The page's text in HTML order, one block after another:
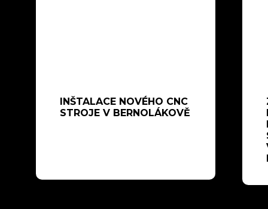
INŠTALACE NOVÉHO CNC
STROJE V BERNOLÁKOVĚ